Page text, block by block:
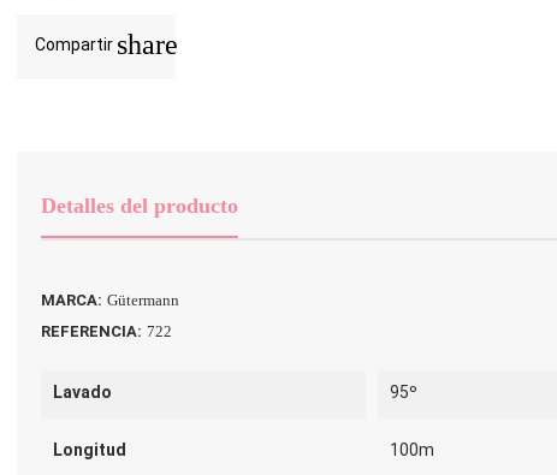
Compartir share
Detalles del producto
MARCA: Gütermann
REFERENCIA: 722
Lavado 95º
Longitud 100m